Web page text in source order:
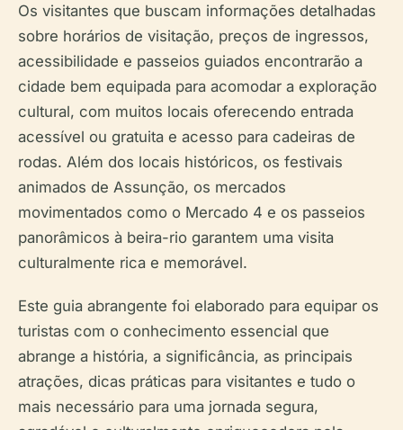
Os visitantes que buscam informações detalhadas
sobre horários de visitação, preços de ingressos,
acessibilidade e passeios guiados encontrarão a
cidade bem equipada para acomodar a exploração
cultural, com muitos locais oferecendo entrada
acessível ou gratuita e acesso para cadeiras de
rodas. Além dos locais históricos, os festivais
animados de Assunção, os mercados
movimentados como o Mercado 4 e os passeios
panorâmicos à beira-rio garantem uma visita
culturalmente rica e memorável.
Este guia abrangente foi elaborado para equipar os
turistas com o conhecimento essencial que
abrange a história, a significância, as principais
atrações, dicas práticas para visitantes e tudo o
mais necessário para uma jornada segura,